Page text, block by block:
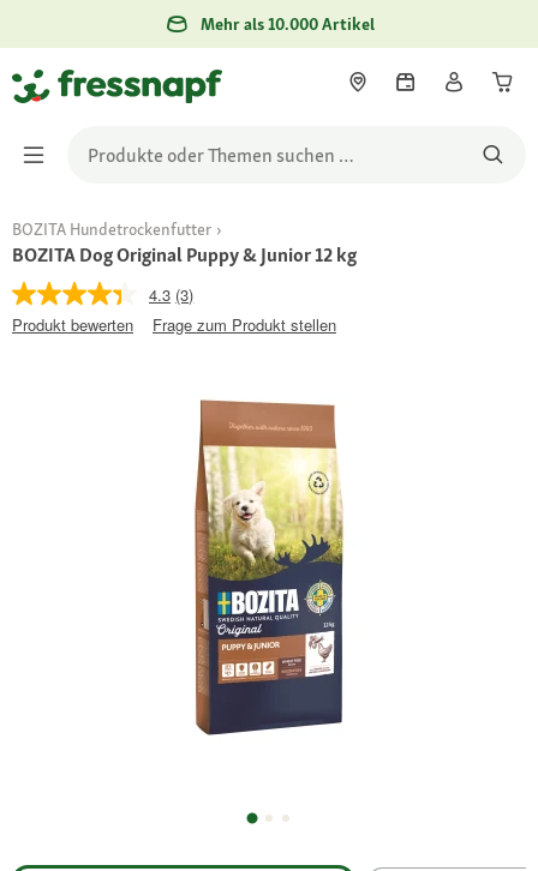
Mehr als 10.000 Artikel
BOZITA Hundetrockenfutter
BOZITA Dog Original Puppy & Junior 12 kg
4.3 (3)
Produkt bewerten
Frage zum Produkt stellen